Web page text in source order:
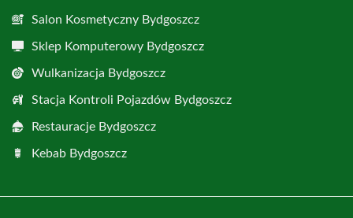
Salon Kosmetyczny Bydgoszcz
Sklep Komputerowy Bydgoszcz
Wulkanizacja Bydgoszcz
Stacja Kontroli Pojazdów Bydgoszcz
Restauracje Bydgoszcz
Kebab Bydgoszcz